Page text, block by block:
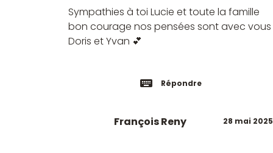
Sympathies à toi Lucie et toute la famille
bon courage nos pensées sont avec vous
Doris et Yvan 💕
Répondre
28 mai 2025
François Reny